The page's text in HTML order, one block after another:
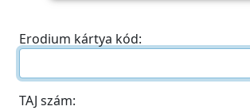
Erodium kártya kód:
TAJ szám: